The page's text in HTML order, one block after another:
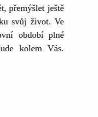
přemýšlet ještě
svůj život. Ve
období plné
kolem Vás.